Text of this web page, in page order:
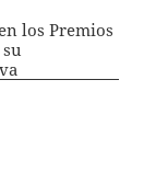
los Premios